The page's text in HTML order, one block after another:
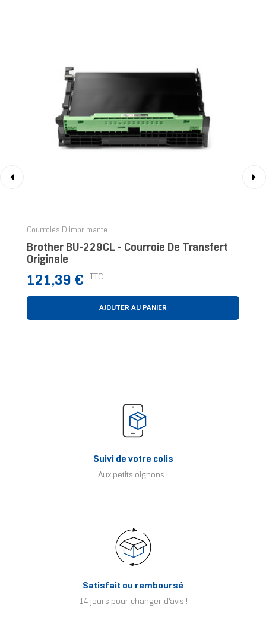
Courroies D'imprimante
Brother BU-229CL - Courroie De Transfert
Originale
Prix
121,39 € TTC
AJOUTER AU PANIER
Suivi de votre colis
Aux petits oignons !
Satisfait ou remboursé
14 jours pour changer d'avis !